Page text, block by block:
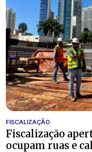
FISCALIZAÇÃO
Fiscalização
ocupam ruas e